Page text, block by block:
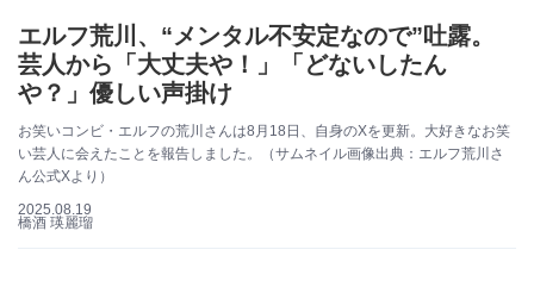
エルフ荒川、“メンタル不安定なので”吐露。
芸人から「大丈夫や！」「どないしたん
や？」優しい声掛け
お笑いコンビ・エルフの荒川さんは8月18日、自身のXを更新。大好きなお笑
い芸人に会えたことを報告しました。（サムネイル画像出典：エルフ荒川さ
ん公式Xより）
2025.08.19
橋酒 瑛麗瑠